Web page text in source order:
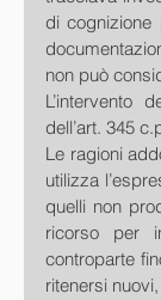
di
non può
L’intervento
dell’art. 345
Le ragioni
utilizza
quelli non
ricorso per
controparte
ritenersi